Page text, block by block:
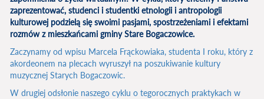
zaprezentować, studenci i studentki etnologii i antropologii
kulturowej podzielą się swoimi pasjami, spostrzeżeniami i efektami
rozmów z mieszkańcami gminy Stare Bogaczowice.
Zaczynamy od wpisu Marcela Frąckowiaka, studenta I roku, który z
akordeonem na plecach wyruszył na poszukiwanie kultury
muzycznej Starych Bogaczowic.
W drugiej odsłonie naszego cyklu o tegorocznych praktykach w